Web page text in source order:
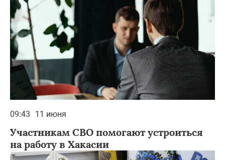
09:43 11 июня
Участникам СВО помогают устроиться
на работу в Хакасии